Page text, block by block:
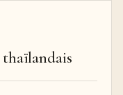
thaïlandais